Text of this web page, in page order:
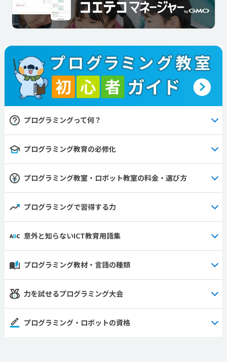
プログラミングって何？
プログラミング教育の必修化
プログラミング教室・ロボット教室の料金・選び方
プログラミングで習得する力
意外と知らないICT教育用語集
プログラミング教材・言語の種類
力を試せるプログラミング大会
プログラミング・ロボットの資格